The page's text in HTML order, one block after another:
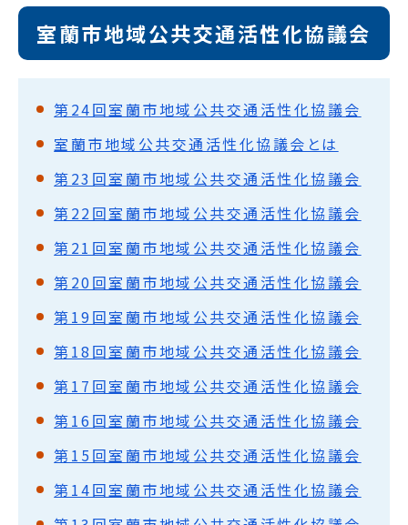
室蘭市地域公共交通活性化協議会
第24回室蘭市地域公共交通活性化協議会
室蘭市地域公共交通活性化協議会とは
第23回室蘭市地域公共交通活性化協議会
第22回室蘭市地域公共交通活性化協議会
第21回室蘭市地域公共交通活性化協議会
第20回室蘭市地域公共交通活性化協議会
第19回室蘭市地域公共交通活性化協議会
第18回室蘭市地域公共交通活性化協議会
第17回室蘭市地域公共交通活性化協議会
第16回室蘭市地域公共交通活性化協議会
第15回室蘭市地域公共交通活性化協議会
第14回室蘭市地域公共交通活性化協議会